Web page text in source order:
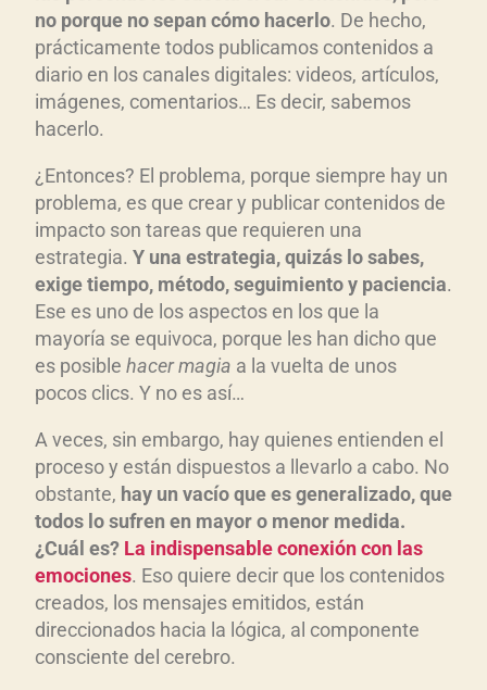
u
c
t
o
r
d
e
a
u
d
i
o
no porque no sepan cómo hacerlo. De hecho,
prácticamente todos publicamos contenidos a
diario en los canales digitales: videos, artículos,
imágenes, comentarios… Es decir, sabemos
hacerlo.
¿Entonces? El problema, porque siempre hay un
problema, es que crear y publicar contenidos de
impacto son tareas que requieren una
estrategia. Y una estrategia, quizás lo sabes,
exige tiempo, método, seguimiento y paciencia.
Ese es uno de los aspectos en los que la
mayoría se equivoca, porque les han dicho que
es posible hacer magia a la vuelta de unos
pocos clics. Y no es así…
A veces, sin embargo, hay quienes entienden el
proceso y están dispuestos a llevarlo a cabo. No
obstante, hay un vacío que es generalizado, que
todos lo sufren en mayor o menor medida.
¿Cuál es? La indispensable conexión con las
emociones. Eso quiere decir que los contenidos
creados, los mensajes emitidos, están
direccionados hacia la lógica, al componente
consciente del cerebro.